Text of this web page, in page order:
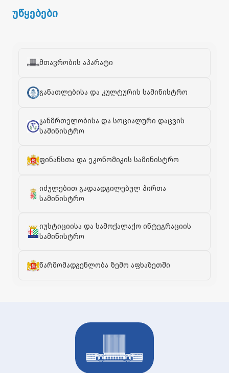
უწყებები
მთავრობის აპარატი
განათლებისა და კულტურის სამინისტრო
ჯანმრთელობისა და სოციალური დაცვის
სამინისტრო
ფინანსთა და ეკონომიკის სამინისტრო
იძულებით გადაადგილებულ პირთა
სამინისტრო
იუსტიციისა და სამოქალაქო ინტეგრაციის
სამინისტრო
წარმომადგენლობა ზემო აფხაზეთში